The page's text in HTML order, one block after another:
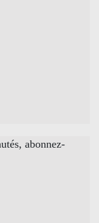
abonnez-